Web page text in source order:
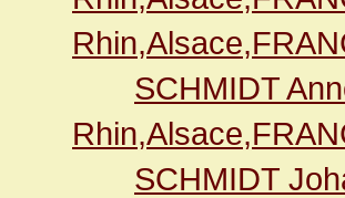
SCHMIDT
SCHMIDT